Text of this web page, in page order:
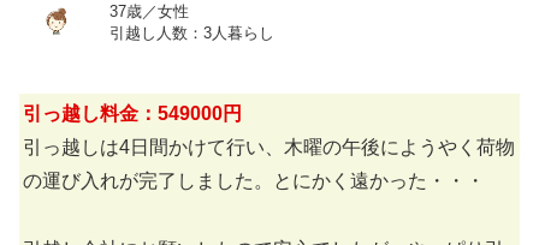
37歳／女性
引越し人数：3人暮らし
引っ越し料金：549000円
引っ越しは4日間かけて行い、木曜の午後にようやく荷物
の運び入れが完了しました。とにかく遠かった・・・